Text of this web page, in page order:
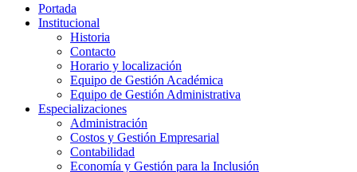
Portada
Institucional
Historia
Contacto
Horario y localización
Equipo de Gestión Académica
Equipo de Gestión Administrativa
Especializaciones
Administración
Costos y Gestión Empresarial
Contabilidad
Economía y Gestión para la Inclusión